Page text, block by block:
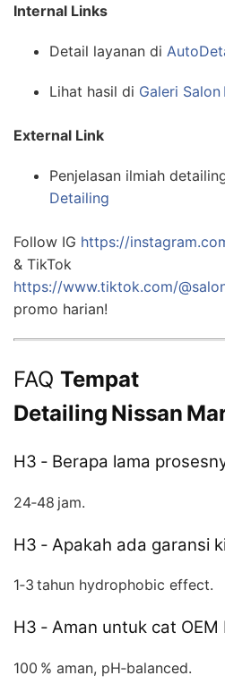
Internal Links
Detail layanan di
Lihat hasil di Galeri Salon
External Link
Penjelasan ilmiah
Detailing
Follow IG https://
& TikTok
https://www.tiktok.com/
promo harian!
FAQ Tempat
Detailing Nissan
H3 ‑ Berapa lama
24‑48 jam.
H3 ‑ Apakah ada garansi
1‑3 tahun hydrophobic effect.
H3 ‑ Aman untuk cat OEM
100 % aman, pH‑balanced.